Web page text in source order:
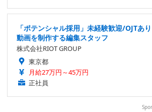
「ポテンシャル採用」未経験歓迎/OJTあ
動画を制作する編集スタッフ
株式会社RIOT GROUP
東京都
月給27万円～45万円
正社員